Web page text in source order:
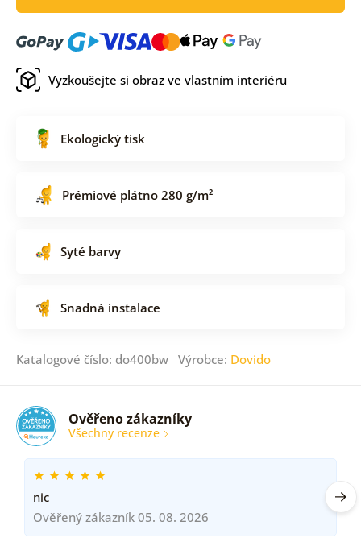
Vyzkoušejte si obraz ve vlastním interiéru
Ekologický tisk
Prémiové plátno 280 g/m²
Syté barvy
Snadná instalace
Katalogové číslo: do400bw Výrobce: Dovido
Ověřeno zákazníky
Všechny recenze
nic
Ověřený zákazník 05. 08. 2026